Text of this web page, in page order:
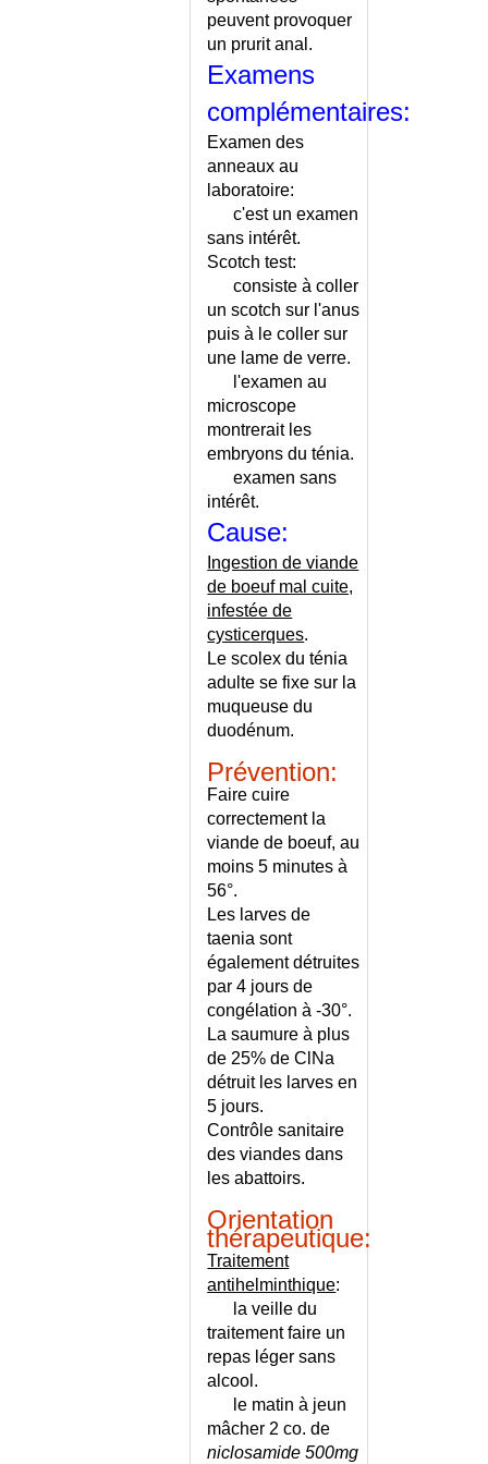
TEST DE RATSCHOW
TEST DE SCHILLING
TEST DE SCHIRMER
TESTS ET EPREUVES - LISTE
TETRALOGIE DE FALLOT
THALAMIQUE (SYNDROME)
THALASSOTHERAPIE
THERAPIES COGNITIVO-
COMPORTEMENTALES
THERAPIES PARALLELES ET
DIVERGENTES - LISTE
THROMBOELASTOGRAMME
THROMBOPHLEBITE
THROMBOPHLEBITE ET
THROMBOSE DE L'ARTERE
CENTRALE DE LA RETINE
THROMBOSE DE LA VEINE
CENTRALE DE LA RETINE
THROMBOSE DE LA VEINE
THROMBOSE DES VEINES
THROMBOSE HEMORROIDAIRE
THROMBOSE SUS-HEPATIQUE
THROMBOSE VEINEUSE -
ECHELLE DE RISQUE
THROMBOSE VEINEUSE
PROFONDE - CONSEILS
THROMBOSE VEINEUSE
THROMBOSE VEINEUSE
PROFONDE DES MS
THROMBOSE VEINEUSE
peuvent provoquer
un prurit anal.
Examens
complémentaires:
Examen des
anneaux au
laboratoire:
c'est un examen
sans intérêt.
Scotch test:
consiste à coller
un scotch sur l'anus
puis à le coller sur
une lame de verre.
l'examen au
microscope
montrerait les
embryons du ténia.
examen sans
intérêt.
Cause:
Ingestion de viande
de boeuf mal cuite,
infestée de
cysticerques.
Le scolex du ténia
adulte se fixe sur la
muqueuse du
duodénum.
Prévention:
Faire cuire
correctement la
viande de boeuf, au
moins 5 minutes à
56°.
Les larves de
taenia sont
également détruites
par 4 jours de
congélation à -30°.
La saumure à plus
de 25% de ClNa
détruit les larves en
5 jours.
Contrôle sanitaire
des viandes dans
les abattoirs.
Orientation
thérapeutique:
Traitement
antihelminthique:
la veille du
traitement faire un
repas léger sans
alcool.
le matin à jeun
mâcher 2 co. de
niclosamide 500mg